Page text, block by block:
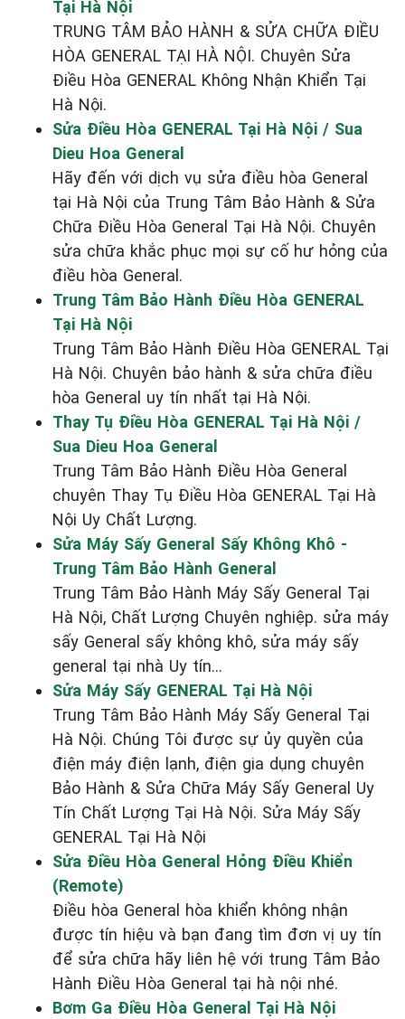
Tại Hà Nội
TRUNG TÂM BẢO HÀNH & SỬA CHỮA ĐIỀU
HÒA GENERAL TẠI HÀ NỘI. Chuyên Sửa
Điều Hòa GENERAL Không Nhận Khiển Tại
Hà Nội.
Sửa Điều Hòa GENERAL Tại Hà Nội / Sua
Dieu Hoa General
Hãy đến với dịch vụ sửa điều hòa General
tại Hà Nội của Trung Tâm Bảo Hành & Sửa
Chữa Điều Hòa General Tại Hà Nội. Chuyên
sửa chữa khắc phục mọi sự cố hư hỏng của
điều hòa General.
Trung Tâm Bảo Hành Điều Hòa GENERAL
Tại Hà Nội
Trung Tâm Bảo Hành Điều Hòa GENERAL Tại
Hà Nội. Chuyên bảo hành & sửa chữa điều
hòa General uy tín nhất tại Hà Nội.
Thay Tụ Điều Hòa GENERAL Tại Hà Nội /
Sua Dieu Hoa General
Trung Tâm Bảo Hành Điều Hòa General
chuyên Thay Tụ Điều Hòa GENERAL Tại Hà
Nội Uy Chất Lượng.
Sửa Máy Sấy General Sấy Không Khô -
Trung Tâm Bảo Hành General
Trung Tâm Bảo Hành Máy Sấy General Tại
Hà Nội, Chất Lượng Chuyên nghiệp. sửa máy
sấy General sấy không khô, sửa máy sấy
general tại nhà Uy tín...
Sửa Máy Sấy GENERAL Tại Hà Nội
Trung Tâm Bảo Hành Máy Sấy General Tại
Hà Nội. Chúng Tôi được sự ủy quyền của
điện máy điện lạnh, điện gia dụng chuyên
Bảo Hành & Sửa Chữa Máy Sấy General Uy
Tín Chất Lượng Tại Hà Nội. Sửa Máy Sấy
GENERAL Tại Hà Nội
Sửa Điều Hòa General Hỏng Điều Khiển
(Remote)
Điều hòa General hòa khiển không nhận
được tín hiệu và bạn đang tìm đơn vị uy tín
để sửa chữa hãy liên hệ với trung Tâm Bảo
Hành Điều Hòa General tại hà nội nhé.
Bơm Ga Điều Hòa General Tại Hà Nội